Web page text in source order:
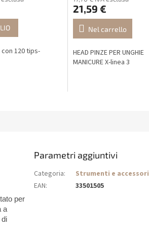
120 tips-
21,59 €
Nel carrello
HEAD PINZE PER UNGHIE
MANICURE X-linea 3
per
a
di
Parametri aggiuntivi
Categoria:
Strumenti e accessori
EAN: 33501505